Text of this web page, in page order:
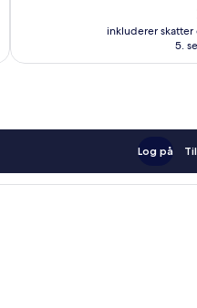
inkluderer
5.
Log på